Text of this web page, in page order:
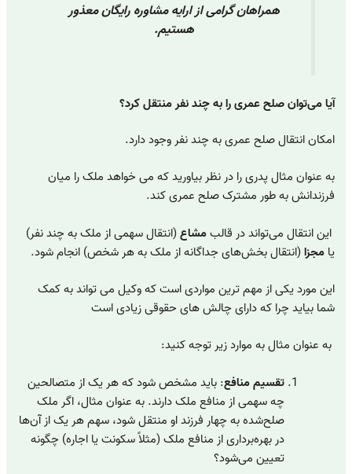
همراهان گرامی از ارایه مشاوره رایگان معذور
هستیم.
آیا می‌توان صلح عمری را به چند نفر منتقل کرد؟
امکان انتقال صلح عمری به چند نفر وجود دارد.
به عنوان مثال پدری را در نظر بیاورید که می خواهد ملک را میان
فرزندانش به طور مشترک صلح عمری کند.
این انتقال می‌تواند در قالبمشاع(انتقال سهمی از ملک به چند نفر)
یامجزا(انتقال بخش‌های جداگانه از ملک به هر شخص) انجام شود.
این مورد یکی از مهم ترین مواردی است که وکیل می تواند به کمک
شما بیاید چرا که دارای چالش های حقوقی زیادی است
به عنوان مثال به موارد زیر توجه کنید:
تقسیم منافع: باید مشخص شود که هر یک از متصالحین
چه سهمی از منافع ملک دارند. به عنوان مثال، اگر ملک
صلح‌شده به چهار فرزند او منتقل شود، سهم هر یک از آن‌ها
در بهره‌برداری از منافع ملک (مثلاً سکونت یا اجاره) چگونه
تعیین می‌شود؟